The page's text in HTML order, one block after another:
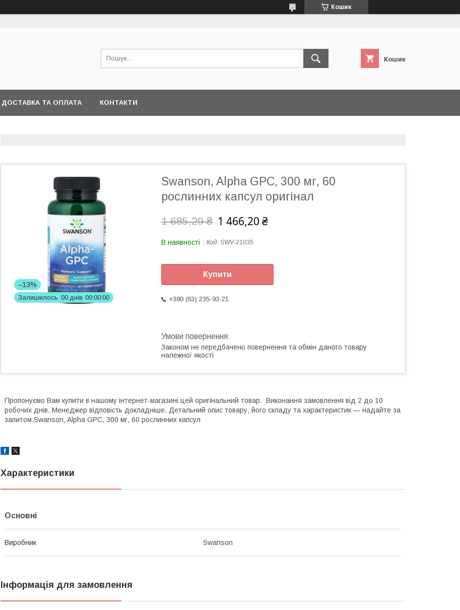
Кошик
Кошик
ДОСТАВКА ТА ОПЛАТА КОНТАКТИ
–13%
Залишилось 00 днів 00 00 00
Swanson, Alpha GPC, 300 мг, 60
рослинних капсул оригінал
1 685,29 ₴ 1 466,20 ₴
В наявності Код: SWV-21035
Купити
+380 (63) 235-93-21
Законом не передбачено повернення та обмін даного товару
належної якості
Пропонуємо Вам купити в нашому інтернет-магазині цей оригінальний товар. Виконання замовлення від 2 до 10
робочих днів. Менеджер відповість докладніше. Детальний опис товару, його складу та характеристик — надайте за
запитом.Swanson, Alpha GPC, 300 мг, 60 рослинних капсул
Характеристики
Основні
Виробник Swanson
Інформація для замовлення